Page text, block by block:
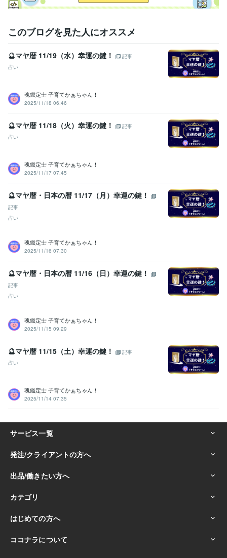
お願いいたします(*^^*)
ご相談や鑑定を
お受けいただいた後に
感じていただけますよう
鑑定書を作成しております。
社会福祉主事任用資格 取得年 : 1983年
福祉住環境コーディネーター2級
福祉用具専門相談員 取得年 : 2004年
得意分野
悩み相談・カウンセリング
【親子鑑定】
【ママへの♡パラレル
シフトメッセージ】
子育て相談 不登校のご相談
ためのお手伝い♡♪】
悩み相談
このブログを見た人にオススメ
🔮マヤ暦 11/19（水）幸運の鍵！
記事
占い
魂鑑定士 子育てかぁちゃん！
2025/11/18 06:46
🔮マヤ暦 11/18（火）幸運の鍵！
記事
占い
魂鑑定士 子育てかぁちゃん！
2025/11/17 07:45
🔮マヤ暦・日本の暦 11/17（月）幸運の鍵！
記事
占い
魂鑑定士 子育てかぁちゃん！
2025/11/16 07:30
🔮マヤ暦・日本の暦 11/16（日）幸運の鍵！
記事
占い
魂鑑定士 子育てかぁちゃん！
2025/11/15 09:29
🔮マヤ暦 11/15（土）幸運の鍵！
記事
占い
魂鑑定士 子育てかぁちゃん！
2025/11/14 07:35